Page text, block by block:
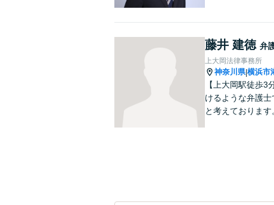
藤井 建徳 弁
上大岡法律事務所
神奈川県|横浜市
【上大岡駅徒歩
けるような弁護
と考えております